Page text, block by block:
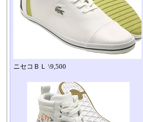
ニセコＢＬ \9,500